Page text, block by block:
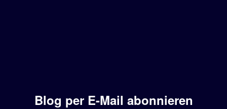
Blog per E-Mail abonnieren